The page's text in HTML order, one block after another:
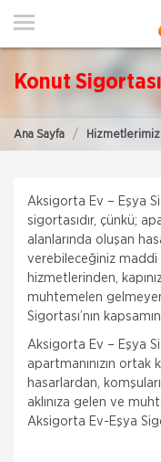
ANA SAYFA
POLIÇE HATIRLAT
ŞUBELERIMIZ
ŞUBE BAŞVURUSU
MÜŞTERI GIRIŞI
TEKLİF AL
Konut Sigortası
Ana Sayfa Hizmetlerimiz
Aksigorta Ev – Eşya
sigortasıdır, çünkü;
alanlarında oluşan
verebileceğiniz maddi
hizmetlerinden,
muhtemelen
Sigortası’nın
Aksigorta Ev – Eşya
apartmanınızın ortak
hasarlardan,
aklınıza gelen ve
Aksigorta Ev-Eşya